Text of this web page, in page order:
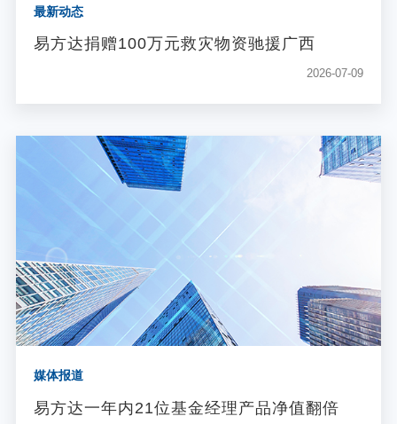
最新动态
易方达捐赠100万元救灾物资驰援广西
2026-07-09
媒体报道
易方达一年内21位基金经理产品净值翻倍